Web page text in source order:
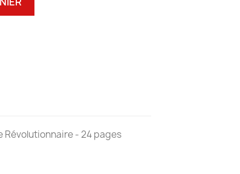
Révolutionnaire - 24 pages